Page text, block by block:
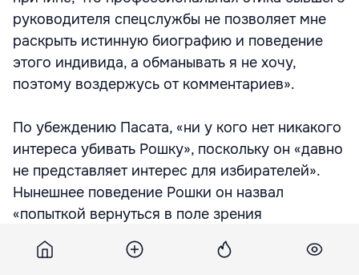
руководителя спецслужбы не позволяет мне
раскрыть истинную биографию и поведение
этого индивида, а обманывать я не хочу,
поэтому воздержусь от комментариев».
По убеждению Пасата, «ни у кого нет никакого
интереса убивать Рошку», поскольку он «давно
не представляет интерес для избирателей».
Нынешнее поведение Рошки он назвал
«попыткой вернуться в поле зрения